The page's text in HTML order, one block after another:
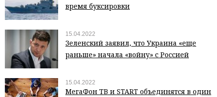
время буксировки
15.04.2022
Зеленский заявил, что Украина «еще
раньше» начала «войну» с Россией
15.04.2022
МегаФон ТВ и START объединятся в один